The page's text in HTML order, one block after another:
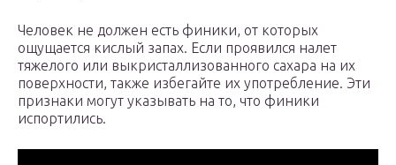
Человек не должен есть финики, от которых
ощущается кислый запах. Если проявился налет
тяжелого или выкристаллизованного сахара на их
поверхности, также избегайте их употребление. Эти
признаки могут указывать на то, что финики
испортились.